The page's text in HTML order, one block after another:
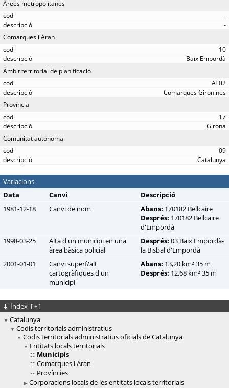
Àrees metropolitanes
-
-
Comarques i Aran
10
Baix Empordà
Àmbit territorial de planificació
AT02
Comarques Gironines
Província
17
Girona
Comunitat autònoma
09
Catalunya
Variacions
Data
Canvi
Descripció
1981-12-18
Canvi de nom Abans: 170182 Bellcaire
Després: 170182 Bellcaire
d'Empordà
1998-03-25
Alta d'un municipi en una
àrea bàsica policial
Després: 03 Baix Empordà-
la Bisbal d'Empordà
2001-01-01
Canvi superf/alt
cartogràfiques d'un
municipi
Abans: 13,20 km² 35 m
Després: 12,68 km² 35 m
Índex [ + ]
Catalunya
Codis territorials administratius
Codis territorials administratius oficials de Catalunya
Entitats locals territorials
Municipis
Comarques i Aran
Províncies
Corporacions locals de les entitats locals territorials